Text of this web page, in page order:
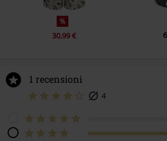
%
30,99 €
1 recensioni
4